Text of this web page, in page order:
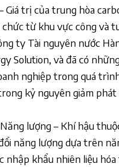
Giá trị của trung hòa
từ khu vực công và
ty Tài nguyên nước
Solution, và đã có
nghiệp trong quá
kỷ nguyên giảm
lượng – Khí hậu
năng lượng dựa trên
khẩu nhiên liệu